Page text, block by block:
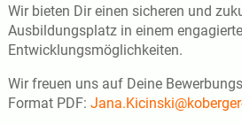
Wir bieten Dir einen sicheren und
Ausbildungsplatz in einem
Entwicklungsmöglichkeiten.
Wir freuen uns auf Deine
Format PDF: